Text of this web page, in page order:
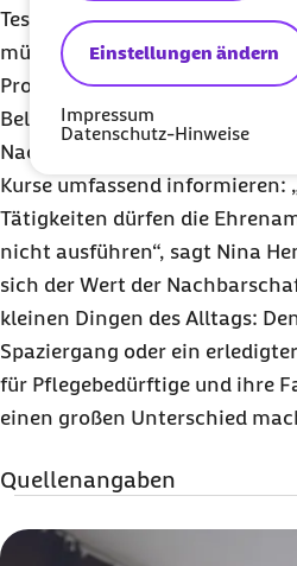
Einstellungen ändern
Impressum
Datenschutz-Hinweise
Test. Um den Kurs erfolgreich
müssen Teilnehmende alle
Prozent richtigen Antworten
Belohnung gibt es das
Nachbarschaftshilfe
Kurse umfassend informieren:
Tätigkeiten dürfen die
nicht ausführen“, sagt Nina
sich der Wert der
kleinen Dingen des Alltags:
Spaziergang oder ein
für Pflegebedürftige und ihre
einen großen Unterschied
Quellenangaben
26.05.2025):